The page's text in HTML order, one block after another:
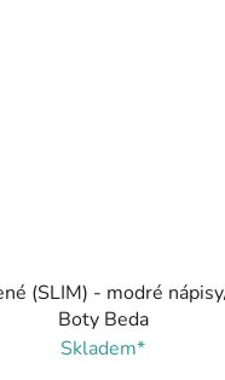
(SLIM) - modré
Boty Beda
Skladem*